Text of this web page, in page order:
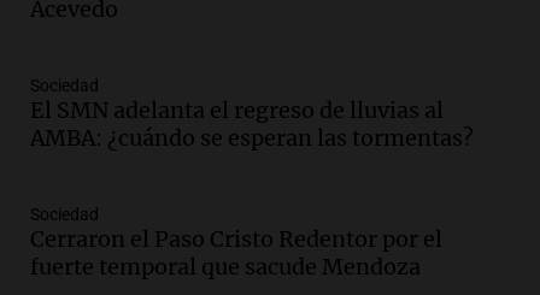
Corte Suprema tras fallo que aparta a
Episodios
Audio.El cardenal Ángel Rossi advirtió
Santa Misa
Episodios
Audio.La Bulaya se prepara para el cierre
Acevedo
Sociedad
El SMN adelanta el regreso de lluvias al
AMBA: ¿cuándo se esperan las tormentas?
Sociedad
Cerraron el Paso Cristo Redentor por el
fuerte temporal que sacude Mendoza